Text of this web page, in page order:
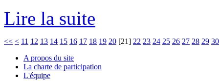
Lire la suite
<< < 11 12 13 14 15 16 17 18 19 20 [21] 22 23 24 25 26 27 28 29 30
A propos du site
La charte de participation
L'équipe